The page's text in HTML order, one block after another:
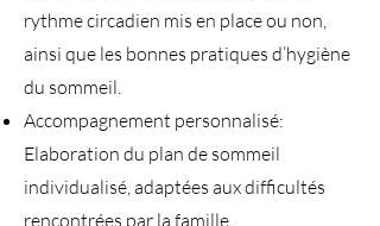
rythme circadien mis en place ou non,
ainsi que les bonnes pratiques d’hygiène
du sommeil.
Accompagnement personnalisé:
Elaboration du plan de sommeil
individualisé, adaptées aux difficultés
rencontrées par la famille.